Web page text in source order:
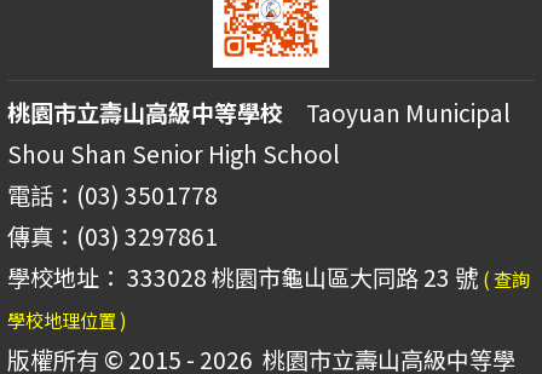
桃園市立壽山高級中等學校 Taoyuan Municipal
Shou Shan Senior High School
電話：(03) 3501778
傳真：(03) 3297861
學校地址： 333028 桃園市龜山區大同路 23 號 ( 查詢
學校地理位置 )
版權所有 © 2015 - 2026 桃園市立壽山高級中等學